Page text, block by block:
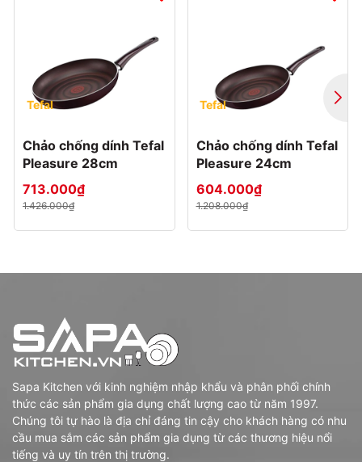
6- Korkmaz (Thổ Nhĩ Kỳ): gồm sản phẩm nồi chảo
inox cao cấp 18/10(Catalogue)
Văn phòng công ty:
* Trụ sở tại Hồ Chí Minh: 178 Đào Duy Anh, P.9, Q. Phú Nhuận,
Hotline: 0906 783 781
* Chi nhánh tại Hà Nội: 51 Phố Khương Thượng - Phường Trung
Liệt - Quận Đống Đa - Hà Nội
Hotline: 0936 239 818
Tefal
Chảo chống dính Tefal
Pleasure 28cm
713.000₫
1.426.000₫
Tefal
Chảo chống dính Tefal
Pleasure 24cm
604.000₫
1.208.000₫
Sapa Kitchen với kinh nghiệm nhập khẩu và phân phối chính
thức các sản phẩm gia dụng chất lượng cao từ năm 1997.
Chúng tôi tự hào là địa chỉ đáng tin cậy cho khách hàng có nhu
cầu mua sắm các sản phẩm gia dụng từ các thương hiệu nổi
tiếng và uy tín trên thị trường.